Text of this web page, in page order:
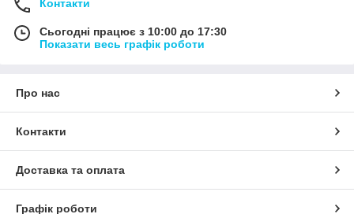
Контакти
Сьогодні працює з 10:00 до 17:30
Показати весь графік роботи
Про нас
Контакти
Доставка та оплата
Графік роботи